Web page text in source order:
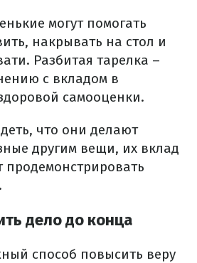
могут помогать
накрывать на стол и
Разбитая тарелка –
с вкладом в
самооценки.
что они делают
другим вещи, их вклад
продемонстрировать
дело до конца
способ повысить веру